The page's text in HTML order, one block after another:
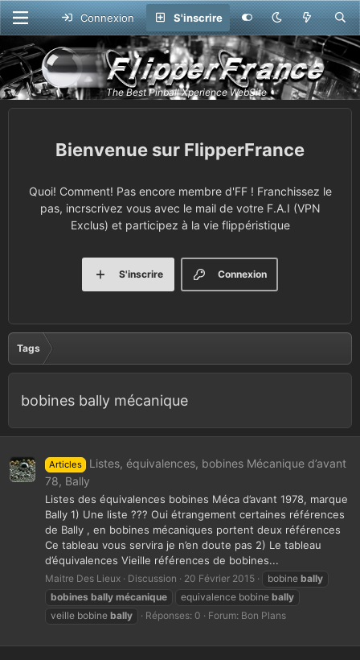
Connexion S'inscrire
FlipperFrance
Quoi! Comment! Pas encore membre d'FF ! Franchissez le
pas, incrscrivez vous avec le mail de votre F.A.I (VPN
Exclus) et participez à la vie flippéristique
Connexion
S'inscrire
Tags
bobines bally mécanique
Articles
Listes, équivalences, bobines Mécanique d’avant
78, Bally
Listes des équivalences bobines Méca d’avant 1978, marque
Bally 1) Une liste ??? Oui étrangement certaines références
de Bally , en bobines mécaniques portent deux références
Ce tableau vous servira je n’en doute pas 2) Le tableau
d’équivalences Vieille références de bobines...
Maitre Des Lieux Discussion 20 Février 2015 bobine bally
bobines bally mécanique equivalence bobine bally
veille bobine bally Réponses: 0 Forum: Bon Plans